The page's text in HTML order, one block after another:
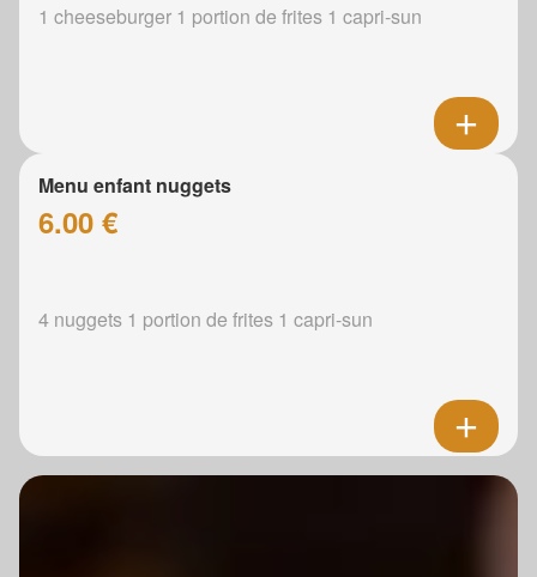
1 cheeseburger 1 portion de frites 1 capri-sun
Menu enfant nuggets
6.00 €
4 nuggets 1 portion de frites 1 capri-sun